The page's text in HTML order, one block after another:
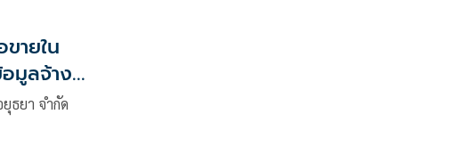
ายใน
มูลจ้าง
ธยา จำกัด